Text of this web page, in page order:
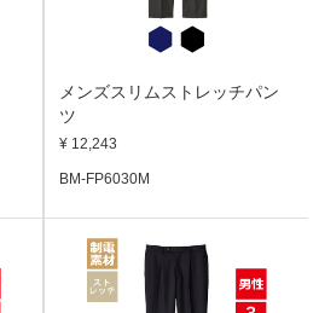
メンズスリムストレッチパン
ツ
¥ 12,243
BM-FP6030M